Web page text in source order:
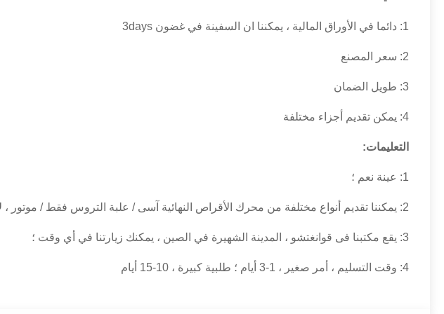
1: دائما في الأوراق المالية ، يمكننا ان السفينة في غضون 3days
2: سعر المصنع
3: طويل الضمان
4: يمكن تقديم أجزاء مختلفة
التعليمات:
1: عينة نعم ؛
2: يمكننا تقديم أنواع مختلفة من محرك الأقراص النهائية آسى / علبة التروس فقط / موتور ، لا تتردد في الاتصال بنا.
3: يقع مكتبنا فى قوانغتشو ، المدينة الشهيرة في الصين ، يمكنك زيارتنا في أي وقت ؛
4: وقت التسليم ، أمر صغير ، 1-3 أيام ؛ طلبية كبيرة ، 10-15 أيام